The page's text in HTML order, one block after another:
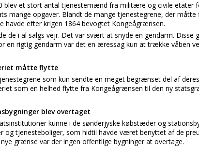
blev et stort antal tjenestemænd fra militære og civile etater
mange opgaver. Blandt de mange tjenestegrene, der
havde efter krigen 1864 bevogtet Kongeågrænsen.
de i al salgs vejr. Det var svært at snyde en gendarm. Disse
en rigtig gendarm var det en æressag kun at trække våben
måtte flytte
som kun sendte en meget begrænset del af
som en helhed flytte fra Kongeågrænsen til den ny
blev overtaget
kunne i de sønderjyske købstæder og
og tjenesteboliger, som hidtil havde været benyttet af de
grænse var der ingen offentlige bygninger at overtage.